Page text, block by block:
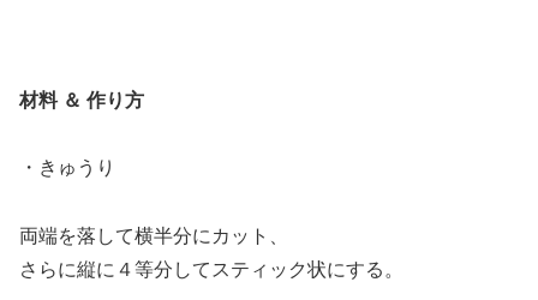
材料 ＆ 作り方
・きゅうり
両端を落して横半分にカット、
さらに縦に４等分してスティック状にする。